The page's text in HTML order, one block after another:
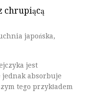
chrupiącą
japońska,
jest
jednak absorbuje
tego przykładem